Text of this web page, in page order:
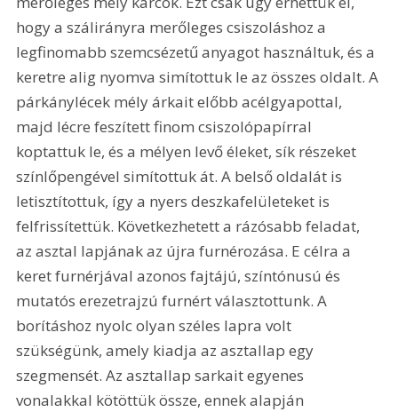
hogy a szálirányra merőleges csiszoláshoz a
legfinomabb szemcsézetű anyagot használtuk, és a
keretre alig nyomva simítottuk le az összes oldalt. A
párkánylécek mély árkait előbb acélgyapottal,
majd lécre feszített finom csiszolópapírral
koptattuk le, és a mélyen levő éleket, sík részeket
színlőpengével simítottuk át. A belső oldalát is
letisztítottuk, így a nyers deszkafelületeket is
felfrissítettük. Következhetett a rázósabb feladat,
az asztal lapjának az újra furnérozása. E célra a
keret furnérjával azonos fajtájú, színtónusú és
mutatós erezetrajzú furnért választottunk. A
borításhoz nyolc olyan széles lapra volt
szükségünk, amely kiadja az asztallap egy
szegmensét. Az asztallap sarkait egyenes
vonalakkal kötöttük össze, ennek alapján